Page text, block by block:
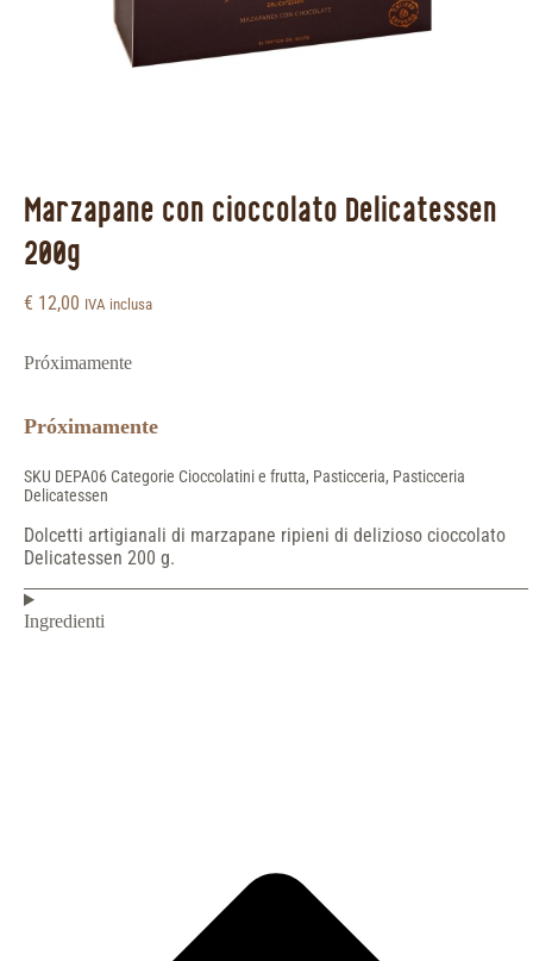
Marzapane con cioccolato Delicatessen
200g
€ 12,00 IVA inclusa
Próximamente
Próximamente
SKU DEPA06 Categorie Cioccolatini e frutta, Pasticceria, Pasticceria
Delicatessen
Dolcetti artigianali di marzapane ripieni di delizioso cioccolato
Delicatessen 200 g.
Ingredienti